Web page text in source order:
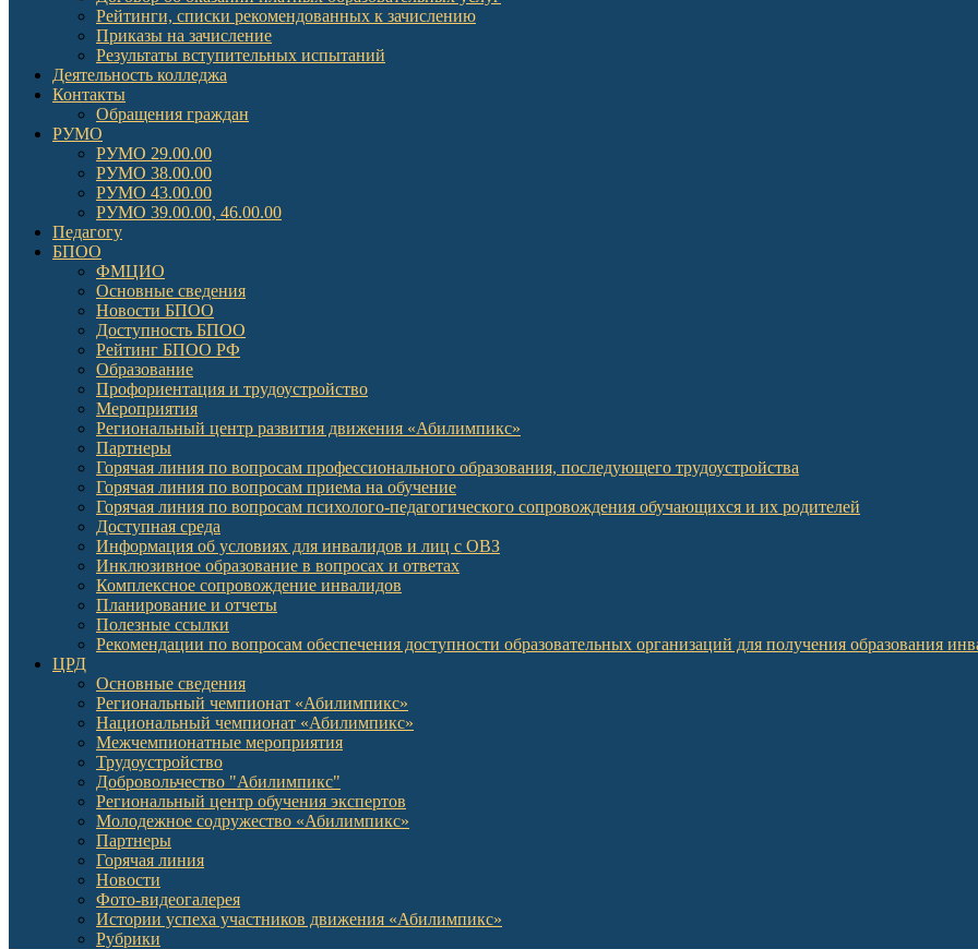
Рейтинги, списки рекомендованных к зачислению
Приказы на зачисление
Результаты вступительных испытаний
Деятельность колледжа
Контакты
Обращения граждан
РУМО
РУМО 29.00.00
РУМО 38.00.00
РУМО 43.00.00
РУМО 39.00.00, 46.00.00
Педагогу
БПОО
ФМЦИО
Основные сведения
Новости БПОО
Доступность БПОО
Рейтинг БПОО РФ
Образование
Профориентация и трудоустройство
Мероприятия
Региональный центр развития движения «Абилимпикс»
Партнеры
Горячая линия по вопросам профессионального образования, последующего трудоустройства
Горячая линия по вопросам приема на обучение
Горячая линия по вопросам психолого-педагогического сопровождения обучающихся и их родителей
Доступная среда
Информация об условиях для инвалидов и лиц с ОВЗ
Инклюзивное образование в вопросах и ответах
Комплексное сопровождение инвалидов
Планирование и отчеты
Полезные ссылки
Рекомендации по вопросам обеспечения доступности образовательных организаций для получения образования
ЦРД
Основные сведения
Региональный чемпионат «Абилимпикс»
Национальный чемпионат «Абилимпикс»
Межчемпионатные мероприятия
Трудоустройство
Добровольчество "Абилимпикс"
Региональный центр обучения экспертов
Молодежное содружество «Абилимпикс»
Партнеры
Горячая линия
Новости
Фото-видеогалерея
Истории успеха участников движения «Абилимпикс»
Рубрики